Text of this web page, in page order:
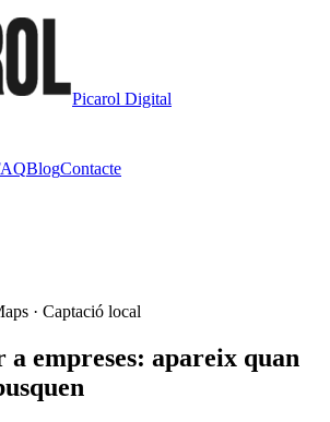
Picarol Digital
BlogContacte
· Captació local
a empreses: apareix quan